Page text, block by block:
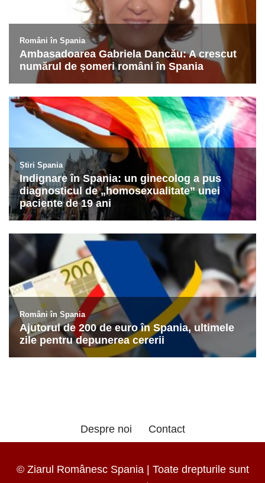
Despre noi Contact
© Ziarul Românesc Spania | Toate drepturile sunt